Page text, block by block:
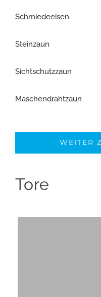
Schmiedeeisen
Steinzaun
Sichtschutzzaun
Maschendrahtzaun
WEITER
Tore